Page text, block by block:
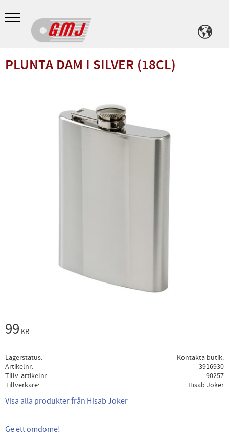
Meny
PLUNTA DAM I SILVER (18CL)
99 KR
Lagerstatus
Kontakta butik.
Artikelnr
3916930
Tillv. artikelnr
90257
Tillverkare
Hisab Joker
Visa alla produkter från Hisab Joker
Ge ett omdöme!